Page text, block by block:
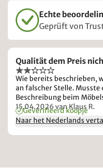
Echte
Geprüft von
Qualität dem Preis
Wie bereits beschrieben,
an falscher Stelle. Musste
Beschreibung beim
eingestellt. Total verstaubt
15.04.2026van Klaus R.
Geverifieerd koopje
Naar het Nederlands